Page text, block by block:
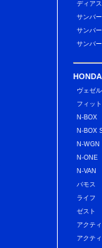
ディア
サンバ
サンバ
サンバ
HONDA
ヴェゼル
フィット
N-BOX
N-BOX
N-WGN
N-ONE
N-VAN
バモス
ライフ
ゼスト
アクテ
アクテ